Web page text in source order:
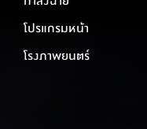
โปรแกรมหน้า
โรงภาพยนตร์